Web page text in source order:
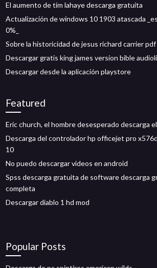
El aumento de tim lahaye descarga gratuita
Actualización de windows 10 1903 atascada
0%_
Sobre la historicidad de jesus richard carrier
Descargar gratis king james version bible
Descargar desde la aplicación playstore
Featured
Eric church, el hombre desesperado descarga
Descarga del controlador hp officejet pro
10
No puedo descargar videos en android
Spss descarga gratuita de software descarga
completa
Descargar diablo 1 hd mod
Popular Posts